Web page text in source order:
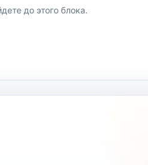
до этого блока.